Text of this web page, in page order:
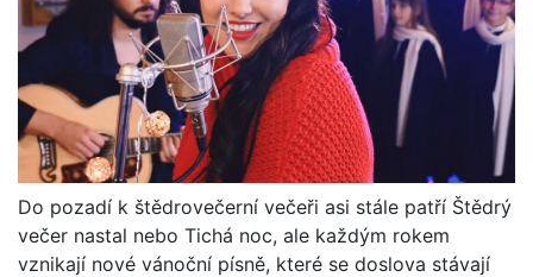
Do pozadí k štědrovečerní večeři asi stále patří Štědrý
večer nastal nebo Tichá noc, ale každým rokem
vznikají nové vánoční písně, které se doslova stávají